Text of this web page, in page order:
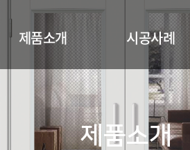
제품소개
몰딩-기성도면
기성몰딩
시공사례
몰딩 및 도어
루버셔터
제품소개